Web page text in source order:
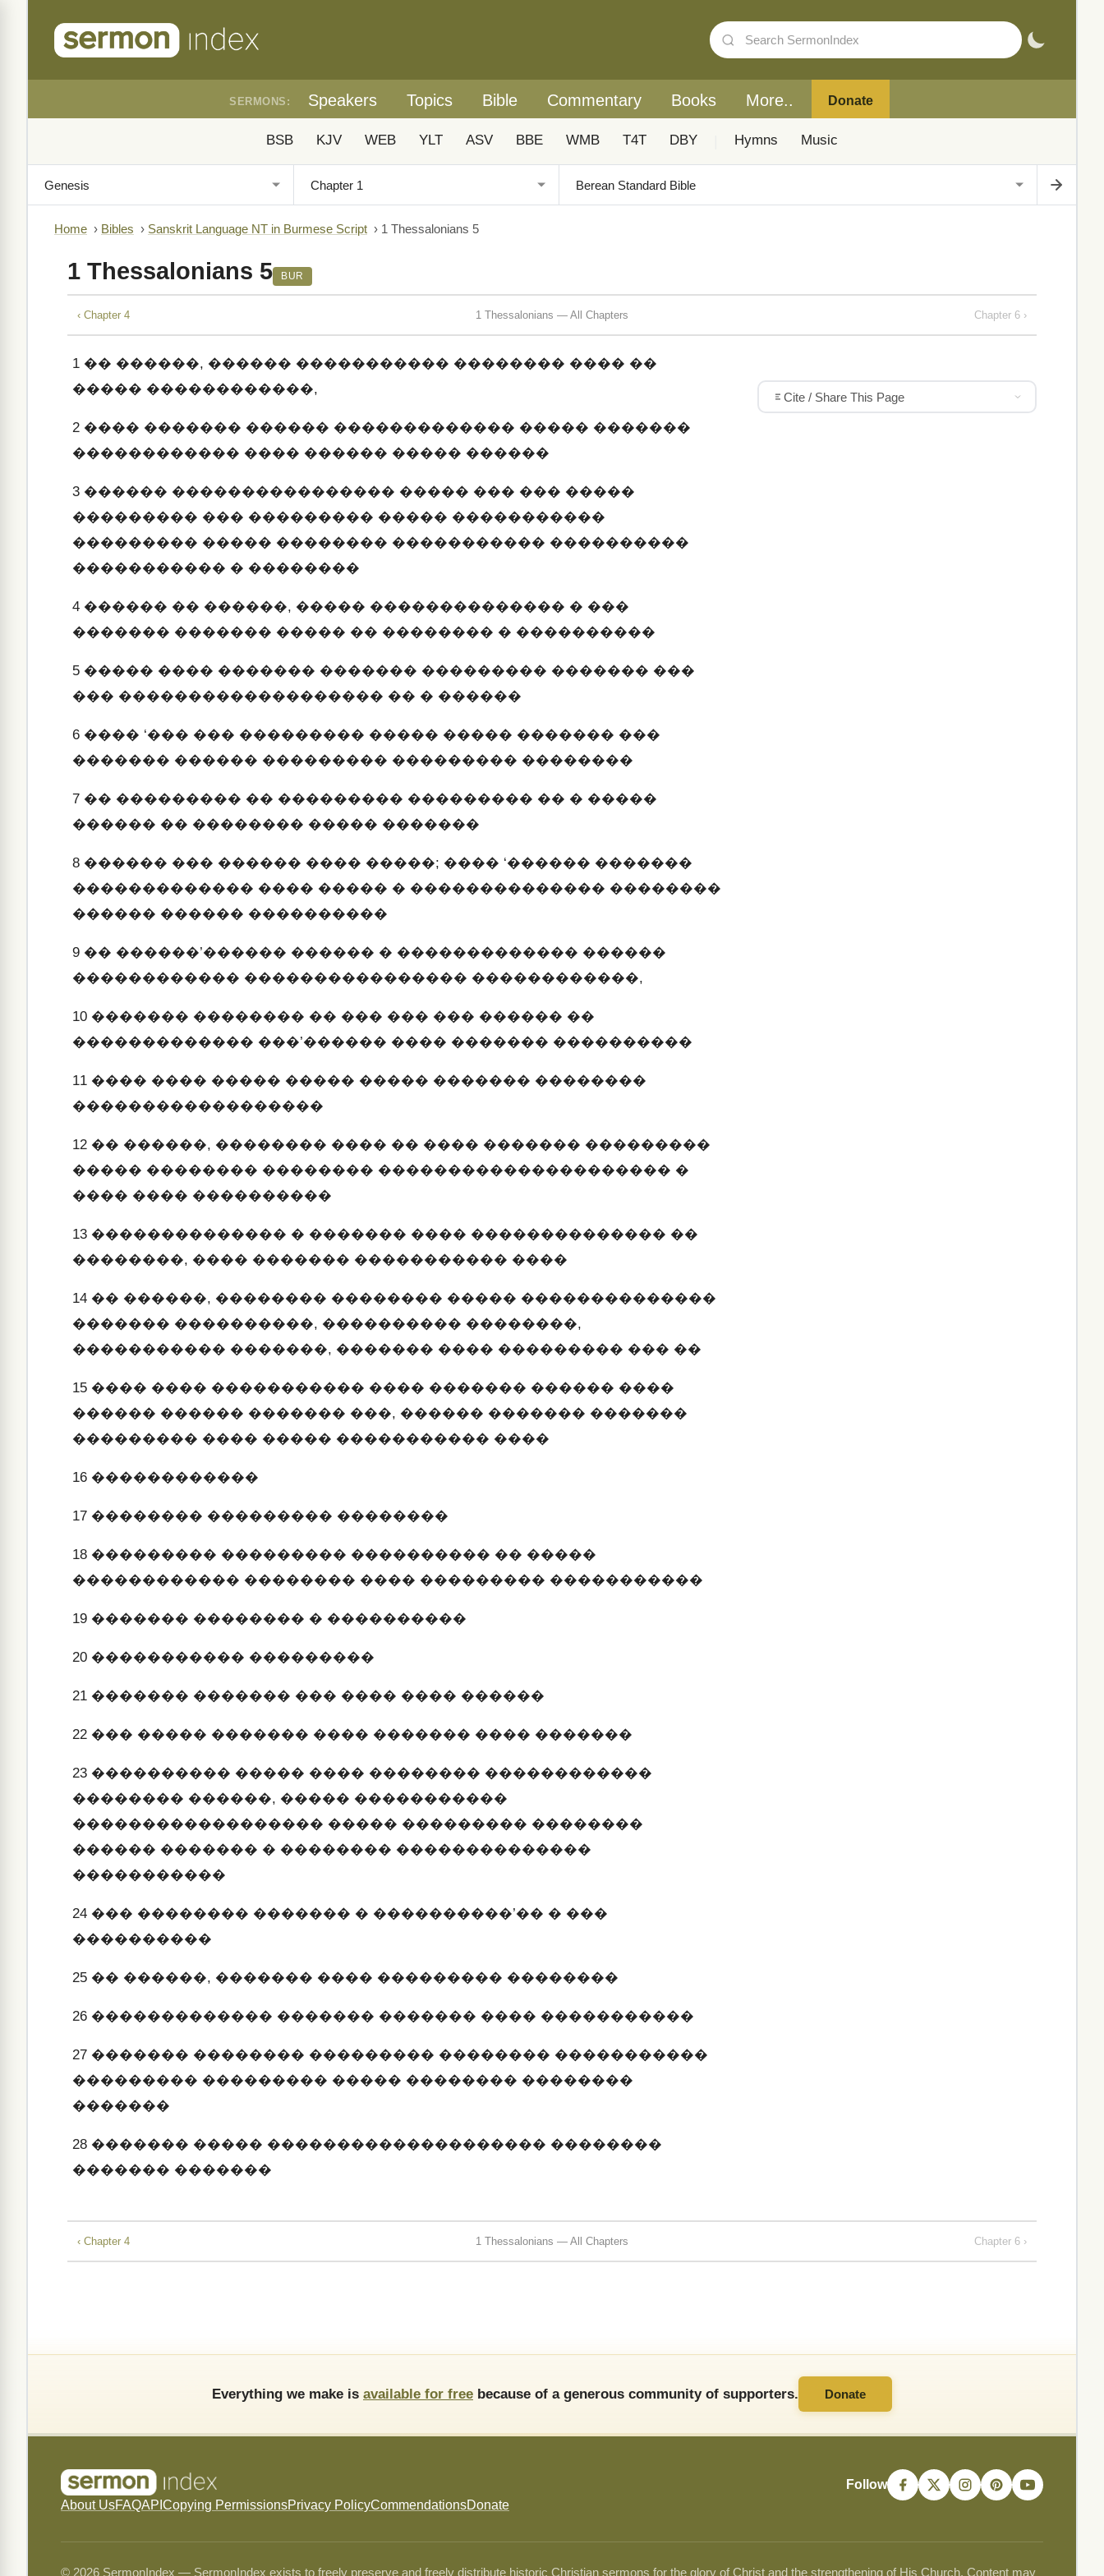
SERMONS: Speakers Topics Bible Commentary Books More.. Donate
BSB KJV WEB YLT ASV BBE WMB T4T DBY Hymns Music
Home › Bibles › Sanskrit Language NT in Burmese Script › 1 Thessalonians 5
1 Thessalonians 5 BUR
‹ Chapter 4 1 Thessalonians — All Chapters Chapter 6 ›
1 �� ������, ������ ����������� �������� ���� ��
����� ������������,
2 ���� ������� ������ ������������� ����� �������
������������ ���� ������ ����� ������
3 ������ ���������������� ����� ��� ��� �����
��������� ��� ��������� ����� �����������
��������� ����� �������� ����������� ����������
����������� � ��������
4 ������ �� ������, ����� �������������� � ���
������� ������� ����� �� �������� � ����������
5 ����� ���� ������� ������� ��������� ������� ���
��� ������������������� �� � ������
6 ���� ‘��� ��� ��������� ����� ����� ������� ���
������� ������ ��������� ��������� ��������
7 �� ��������� �� ��������� ��������� �� � �����
������ �� �������� ����� �������
8 ������ ��� ������ ���� �����; ���� ‘������ �������
������������� ���� ����� � �������������� ��������
������ ������ ����������
9 �� ������’������ ������ � ������������� ������
������������ ���������������� ������������,
10 ������� �������� �� ��� ��� ��� ������ ��
������������� ���’������ ���� ������� ����������
11 ���� ���� ����� ����� ����� ������� ��������
������������������
12 �� ������, �������� ���� �� ���� ������� ���������
����� �������� �������� ��������������������� �
���� ���� ����������
13 �������������� � ������� ���� �������������� ��
��������, ���� ������� ����������� ����
14 �� ������, �������� �������� ����� ��������������
������� ����������, ���������� ��������,
����������� �������, ������� ���� ��������� ��� ��
15 ���� ���� ����������� ���� ������� ������ ����
������ ������ ������� ���, ������ ������� �������
��������� ���� ����� ����������� ����
16 ������������
17 �������� ��������� ��������
18 ��������� ��������� ���������� �� �����
������������ �������� ���� ��������� �����������
19 ������� �������� � ����������
20 ����������� ���������
21 ������� ������� ��� ���� ���� ������
22 ��� ����� ������� ���� ������� ���� �������
23 ���������� ����� ���� �������� ������������
�������� ������, ����� �����������
������������������ ����� ��������� ��������
������ ������� � �������� ��������������
�����������
24 ��� �������� ������� � ����������’�� � ���
����������
25 �� ������, ������� ���� ��������� ��������
26 ������������� ������� ������� ���� �����������
27 ������� �������� ��������� �������� �����������
��������� ��������� ����� �������� ��������
�������
28 ������� ����� �������������������� ��������
������� �������
Cite / Share This Page
‹ Chapter 4 1 Thessalonians — All Chapters Chapter 6 ›
Everything we make is available for free because of a generous community of supporters. Donate
About UsFAQAPI Copying PermissionsPrivacy PolicyCommendationsDonate
Follow
© 2026 SermonIndex — SermonIndex exists to freely preserve and freely distribute historic Christian sermons for the glory of Christ and the strengthening of His Church. Content may